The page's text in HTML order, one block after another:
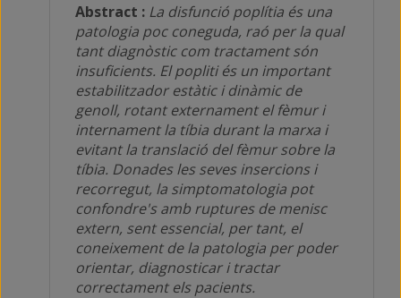
Abstract : La disfunció poplítia és una
patologia poc coneguda, raó per la qual
tant diagnòstic com tractament són
insuficients. El popliti és un important
estabilitzador estàtic i dinàmic de
genoll, rotant externament el fèmur i
internament la tíbia durant la marxa i
evitant la translació del fèmur sobre la
tíbia. Donades les seves insercions i
recorregut, la simptomatologia pot
confondre's amb ruptures de menisc
extern, sent essencial, per tant, el
coneixement de la patologia per poder
orientar, diagnosticar i tractar
correctament els pacients.